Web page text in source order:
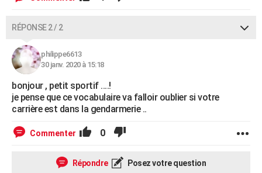
RÉPONSE 2 / 2
philippe6613
30 janv. 2020 à 15:18
bonjour , petit sportif ....!
je pense que ce vocabulaire va falloir oublier si votre
carrière est dans la gendarmerie ..
Commenter 0
Répondre Posez votre question